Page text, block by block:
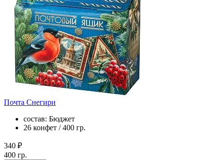
Почта Снегири
состав: Бюджет
26 конфет / 400 гр.
340 ₽
400 гр.